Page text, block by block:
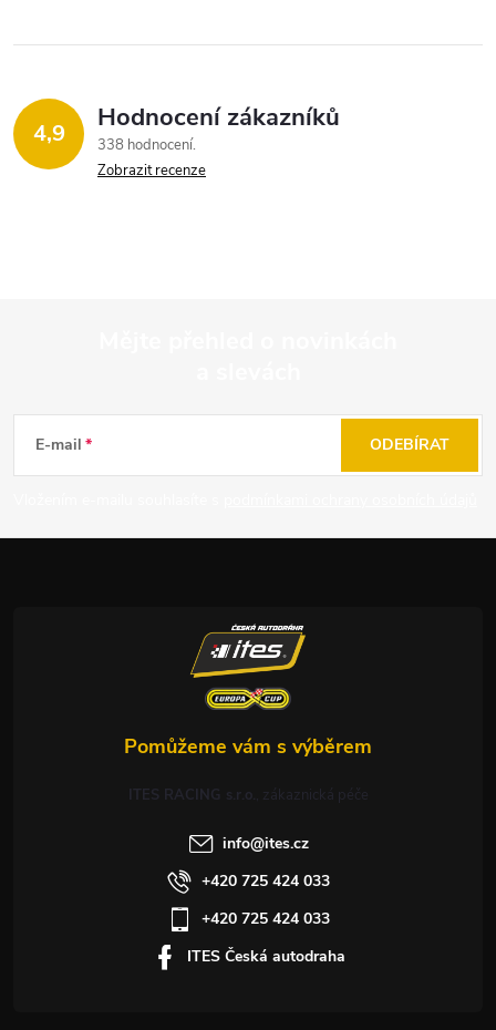
4,9 Hodnocení zákazníků
338 hodnocení
Zobrazit recenze
a
E-mail ODEBÍRAT
ITES RACING s.r.o.
info@ites.cz
+420 725 424 033
+420 725 424 033
ITES Česká autodraha